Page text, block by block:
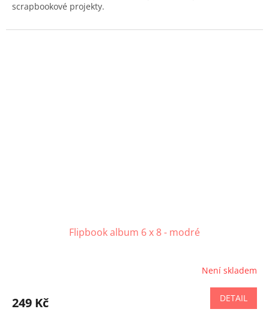
scrapbookové projekty.
Flipbook album 6 x 8 - modré
Není skladem
249 Kč DETAIL